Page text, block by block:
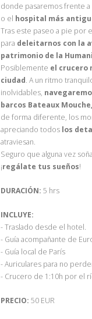
donde pasaremos frente a
o el hospital más
Tras este paseo a pie por
para deleitarnos con la
patrimonio de la
Posiblemente el crucero
ciudad. A un ritmo
inolvidables,
barcos Bateaux Mouche,
de forma diferente, los
apreciando todos los
atraviesan.
Seguro que alguna vez
¡regálate tus sueños!
DURACIÓN: 5 hrs
INCLUYE:
- Traslado desde el hotel.
- Guía acompañante de
- Guía local de París
- Auriculares para no
- Crucero de 1:10h por el
PRECIO: 50 EUR